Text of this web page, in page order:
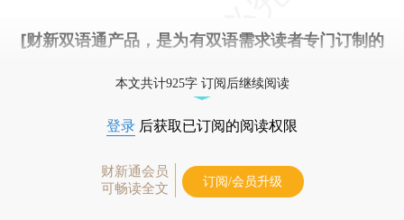
[财新双语通产品，是为有双语需求读者专门订制的
本文共计925字 订阅后继续阅读
登录 后获取已订阅的阅读权限
财新通会员
可畅读全文
订阅/会员升级